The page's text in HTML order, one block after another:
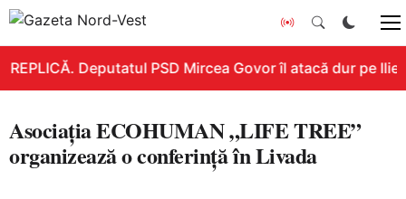
REPLICĂ. Deputatul PSD Mircea Govor îl atacă dur pe
Asociația ECOHUMAN „LIFE TREE”
organizează o conferință în Livada